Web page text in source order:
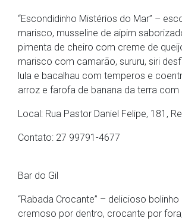
“Escondidinho Mistérios do Mar” –
marisco, musseline de aipim
pimenta de cheiro com creme de
marisco com camarão, sururu, siri
lula e bacalhau com temperos e
arroz e farofa de banana da terra
Local: Rua Pastor Daniel Felipe, 181,
Contato: 27 99791-4677
Bar do Gil
“Rabada Crocante” – delicioso bolinho
cremoso por dentro, crocante por